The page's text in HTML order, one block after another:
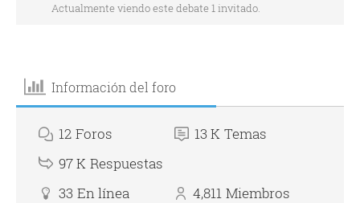
Actualmente viendo este debate 1 invitado.
Información del foro
12 Foros 13 K Temas
97 K Respuestas
33 En línea 4,811 Miembros